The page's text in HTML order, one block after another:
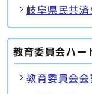
岐阜県民共
教育委員会ハー
教育委員会会